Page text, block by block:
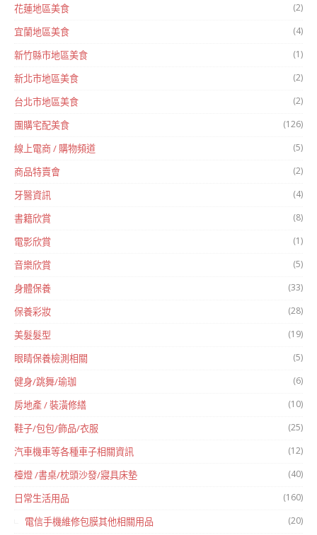
花蓮地區美食 (2)
宜蘭地區美食 (4)
新竹縣市地區美食 (1)
新北市地區美食 (2)
台北市地區美食 (2)
團購宅配美食 (126)
線上電商 / 購物頻道 (5)
商品特賣會 (2)
牙醫資訊 (4)
書籍欣賞 (8)
電影欣賞 (1)
音樂欣賞 (5)
身體保養 (33)
保養彩妝 (28)
美髮髮型 (19)
眼睛保養檢測相關 (5)
健身/跳舞/瑜珈 (6)
房地產 / 裝潢修繕 (10)
鞋子/包包/飾品/衣服 (25)
汽車機車等各種車子相關資訊 (12)
檯燈 /書桌/枕頭沙發/寢具床墊 (40)
日常生活用品 (160)
電信手機維修包膜其他相關用品 (20)